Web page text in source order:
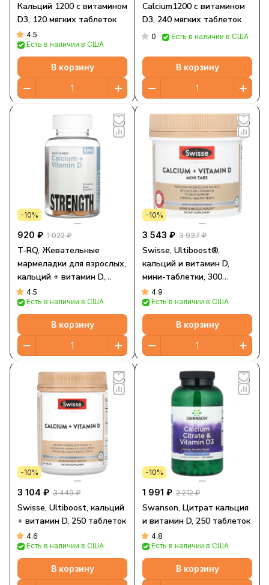
Кальций 1200 с витамином
D3, 120 мягких таблеток
4.5
Есть в наличии в США
В корзину
Calcium1200 с витамином
D3, 240 мягких таблеток
0 Есть в наличии в США
В корзину
-10%
920 ₽ 1 022 ₽
T-RQ, Жевательные
мармеладки для взрослых,
кальций + витамин D,
клубника, апельсин, вишня,
30 жевательных таблеток
4.5
Есть в наличии в США
В корзину
-10%
3 543 ₽ 3 937 ₽
Swisse, Ultiboost®,
кальций и витамин D,
мини-таблетки, 300
таблеток
4.9
Есть в наличии в США
В корзину
-10%
3 104 ₽ 3 449 ₽
Swisse, Ultiboost, кальций
+ витамин D, 250 таблеток
4.6
Есть в наличии в США
В корзину
-10%
1 991 ₽ 2 212 ₽
Swanson, Цитрат кальция
и витамин D, 250 таблеток
4.8
Есть в наличии в США
В корзину